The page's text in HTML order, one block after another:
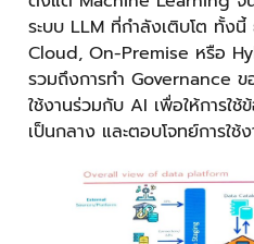
ระบบ LLM ที่กำลังเติบโต ทั้งนี้
Cloud, On-Premise หรือ
รวมถึงการทำ Governance
ใช้งานร่วมกับ AI เพื่อให้การใ
เป็นกลาง และตอบโจทย์การใช้